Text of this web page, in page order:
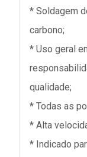
* Soldagem
carbono;
* Uso geral
qualidade;
* Todas as
* Alta
* Indicado